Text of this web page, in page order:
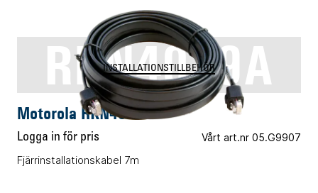
RKN4079A
INSTALLATIONSTILLBEHÖR
Motorola RKN4079A
Logga in för pris Vårt art.nr 05.G9907
Fjärrinstallationskabel 7m